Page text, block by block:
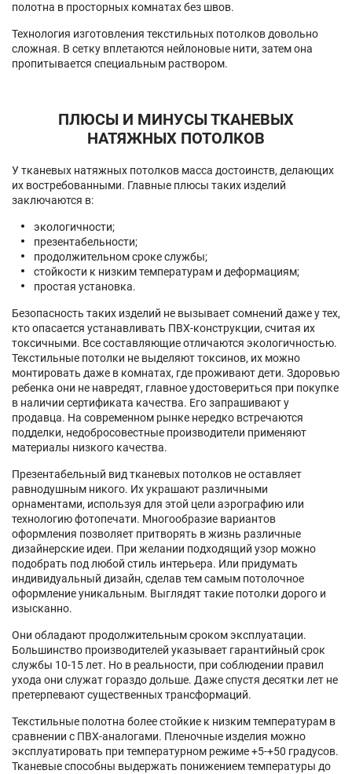
полотна в просторных комнатах без швов.
Технология изготовления текстильных потолков довольно
сложная. В сетку вплетаются нейлоновые нити, затем она
пропитывается специальным раствором.
ПЛЮСЫ И МИНУСЫ ТКАНЕВЫХ
НАТЯЖНЫХ ПОТОЛКОВ
У тканевых натяжных потолков масса достоинств, делающих
их востребованными. Главные плюсы таких изделий
заключаются в:
экологичности;
презентабельности;
продолжительном сроке службы;
стойкости к низким температурам и деформациям;
простая установка.
Безопасность таких изделий не вызывает сомнений даже у тех,
кто опасается устанавливать ПВХ-конструкции, считая их
токсичными. Все составляющие отличаются экологичностью.
Текстильные потолки не выделяют токсинов, их можно
монтировать даже в комнатах, где проживают дети. Здоровью
ребенка они не навредят, главное удостовериться при покупке
в наличии сертификата качества. Его запрашивают у
продавца. На современном рынке нередко встречаются
подделки, недобросовестные производители применяют
материалы низкого качества.
Презентабельный вид тканевых потолков не оставляет
равнодушным никого. Их украшают различными
орнаментами, используя для этой цели аэрографию или
технологию фотопечати. Многообразие вариантов
оформления позволяет притворять в жизнь различные
дизайнерские идеи. При желании подходящий узор можно
подобрать под любой стиль интерьера. Или придумать
индивидуальный дизайн, сделав тем самым потолочное
оформление уникальным. Выглядят такие потолки дорого и
изысканно.
Они обладают продолжительным сроком эксплуатации.
Большинство производителей указывает гарантийный срок
службы 10-15 лет. Но в реальности, при соблюдении правил
ухода они служат гораздо дольше. Даже спустя десятки лет не
претерпевают существенных трансформаций.
Текстильные полотна более стойкие к низким температурам в
сравнении с ПВХ-аналогами. Пленочные изделия можно
эксплуатировать при температурном режиме +5-+50 градусов.
Тканевые способны выдержать понижением температуры до